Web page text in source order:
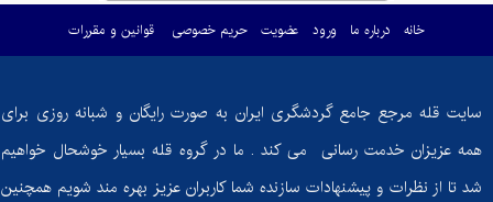
خانه درباره ما ورود عضویت حریم خصوصی قوانین و مقررات
سایت قله مرجع جامع گردشگری ایران به صورت رایگان و شبانه روزی برای
همه عزیزان خدمت رسانی می کند . ما در گروه قله بسیار خوشحال خواهیم
شد تا از نظرات و پیشنهادات سازنده شما کاربران عزیز بهره مند شویم همچنین